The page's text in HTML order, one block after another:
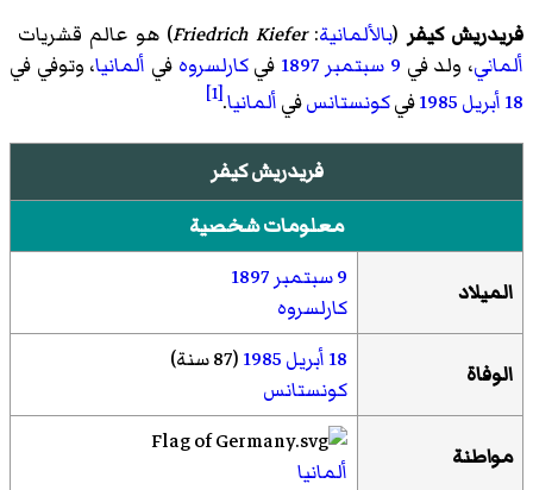
فريدريش كيفر(بالألمانية:
Friedrich Kiefer)‏ هو عالم قشريات
ألماني، ولد في 9 سبتمبر 1897 فيكارلسروه في ألمانيا، وتوفي في
18 أبريل
1985فيكونستانسفيألمانيا.
[1]
فريدريش كيفر
معلومات شخصية
الميلاد 9 سبتمبر
1897
كارلسروه
الوفاة 18 أبريل 1985(87 سنة)
كونستانس
مواطنة
ألمانيا